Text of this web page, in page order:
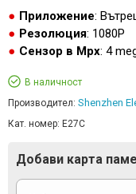
Приложение:
Резолюция: 1080P
Сензор в Mpx: 4
В наличност
Производител: Shenzhen
Кат. номер: E27C
Добави карта